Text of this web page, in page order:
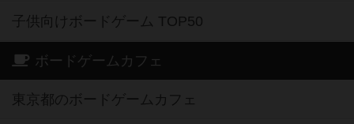
子供向けボードゲーム TOP50
ボードゲームカフェ
東京都のボードゲームカフェ